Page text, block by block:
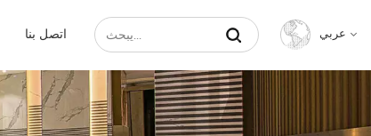
اتصل بنا عربي